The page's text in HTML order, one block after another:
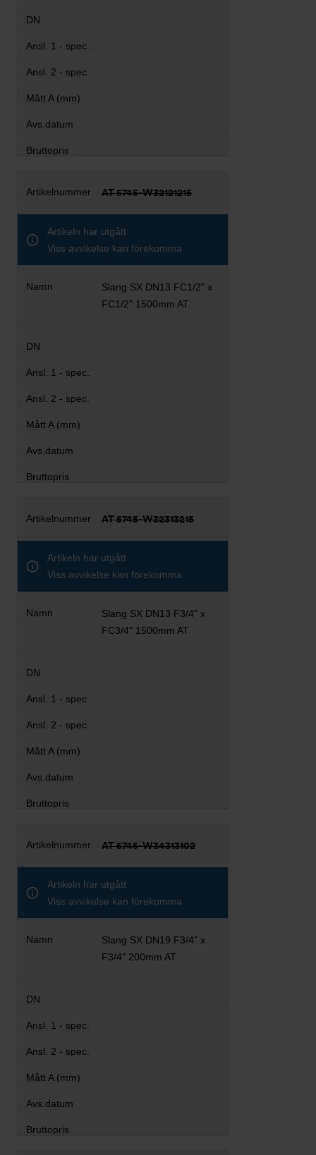
AT 5745-W32121215
Artikeln har utgått
Viss avvikelse kan förekomma
Slang SX DN13 FC1/2" x
FC1/2" 1500mm AT
AT 5745-W32313215
Artikeln har utgått
Viss avvikelse kan förekomma
Slang SX DN13 F3/4" x
FC3/4" 1500mm AT
AT 5745-W34313102
Artikeln har utgått
Viss avvikelse kan förekomma
Slang SX DN19 F3/4" x
F3/4" 200mm AT